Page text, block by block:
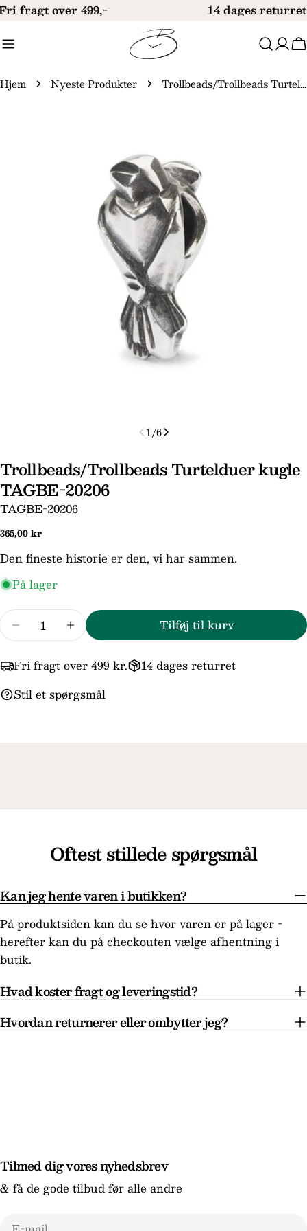
Gå
indhold
fragt over 499,- 14 dages returret
Hjem Nyeste Produkter Trollbeads/Trollbeads Turtelduer kugle TAGBE-20206
medie 0 i modal
1/6
Trollbeads/Trollbeads Turtelduer kugle
TAGBE-20206
SKU:
TAGBE-20206
Normal
365,00 kr
Den fineste historie er den, vi har sammen.
På lager
Reducer mængden for Trollbeads/Trollbeads
Forøg mængden for Trollbeads/
Tilføj til kurv
Fri fragt over 499 kr.
14 dages returret
Stil et spørgsmål
Stil et spørgsmål
Dit
navn
Din
Din
besked
Felterne markeret med * er obligatoriske.
Oftest stillede spørgsmål
Kan jeg hente varen i butikken?
På produktsiden kan du se hvor varen er på lager -
herefter kan du på checkouten vælge afhentning i
butik.
Hvad koster fragt og leveringstid?
Hvordan returnerer eller ombytter jeg?
Tilmed dig vores nyhedsbrev
& få de gode tilbud før alle andre
E-